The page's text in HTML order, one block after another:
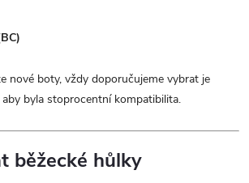
nové boty, vždy doporučujeme vybrat je
byla stoprocentní kompatibilita.
běžecké hůlky